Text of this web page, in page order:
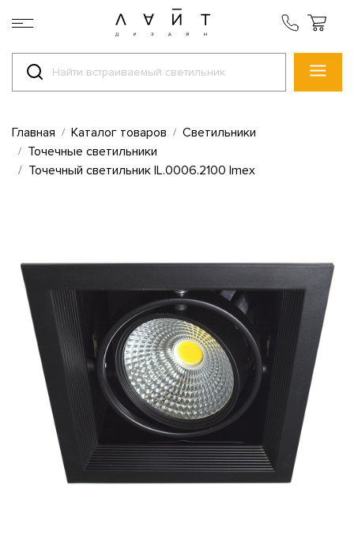
Главная Каталог товаров
Светильники
Точечные светильники
Точечный светильник IL.0006.2100 Imex